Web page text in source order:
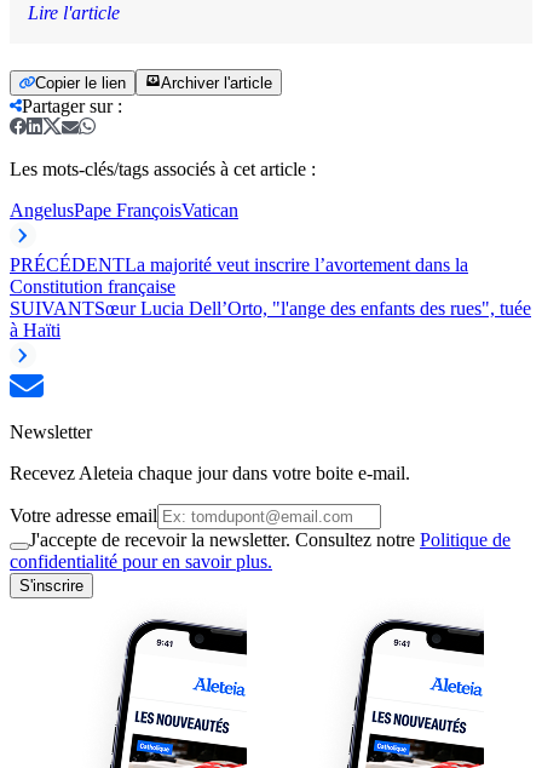
Lire l'article
Copier le lien Archiver l'article
Partager sur:
Les mots-clés/tags associés à cet article :
AngelusPape FrançoisVatican
PRÉCÉDENTLa majorité veut inscrire l’avortement dans la
Constitution française
SUIVANTSœur Lucia Dell’Orto, "l'ange des enfants des rues", tuée
à Haïti
Newsletter
Recevez Aleteia chaque jour dans votre boite e-mail.
Votre adresse email
J'accepte de recevoir la newsletter. Consultez notre Politique de
confidentialité pour en savoir plus.
S'inscrire